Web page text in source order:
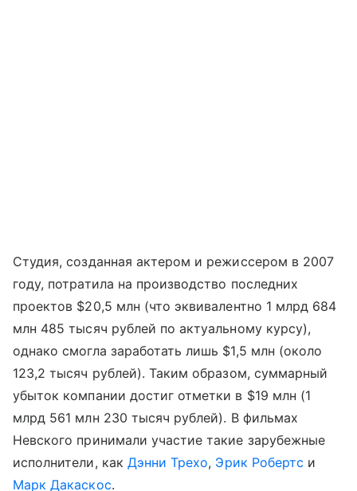
Студия, созданная актером и режиссером в 2007
году, потратила на производство последних
проектов $20,5 млн (что эквивалентно 1 млрд 684
млн 485 тысяч рублей по актуальному курсу),
однако смогла заработать лишь $1,5 млн (около
123,2 тысяч рублей). Таким образом, суммарный
убыток компании достиг отметки в $19 млн (1
млрд 561 млн 230 тысяч рублей). В фильмах
Невского принимали участие такие зарубежные
исполнители, как Дэнни Трехо, Эрик Робертс и
Марк Дакаскос.